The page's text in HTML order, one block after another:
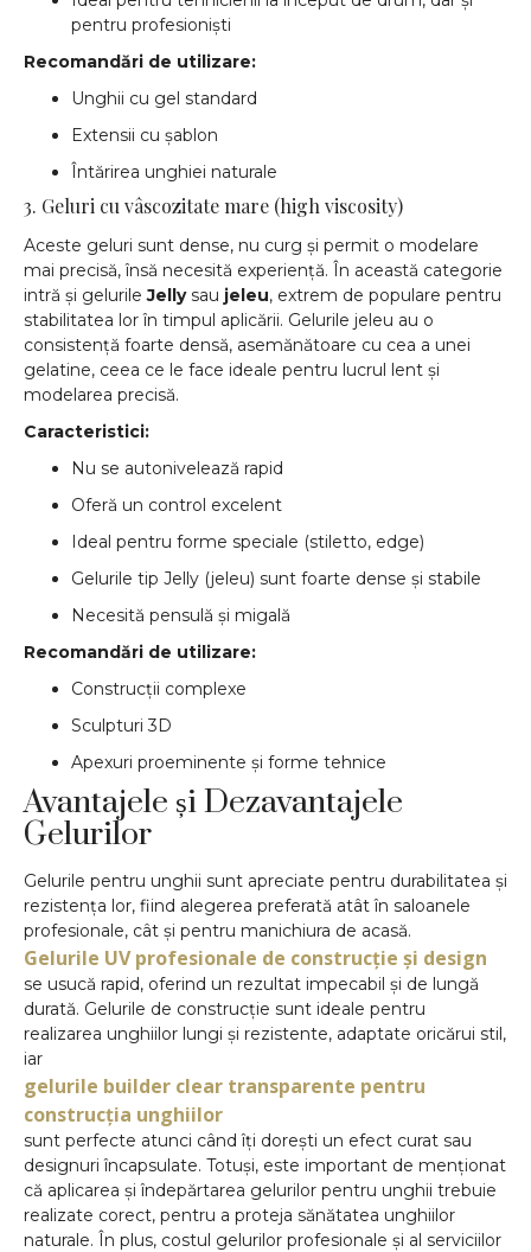
pentru profesioniști
Recomandări de utilizare:
Unghii cu gel standard
Extensii cu șablon
Întărirea unghiei naturale
3. Geluri cu vâscozitate mare (high viscosity)
Aceste geluri sunt dense, nu curg și permit o modelare
mai precisă, însă necesită experiență. În această categorie
intră și gelurileJellysau jeleu, extrem de populare pentru
stabilitatea lor în timpul aplicării. Gelurile jeleu au o
consistență foarte densă, asemănătoare cu cea a unei
gelatine, ceea ce le face ideale pentru lucrul lent și
modelarea precisă.
Caracteristici:
Nu se autonivelează rapid
Oferă un control excelent
Ideal pentru forme speciale (stiletto, edge)
Gelurile tip Jelly (jeleu) sunt foarte dense și stabile
Necesită pensulă și migală
Recomandări de utilizare:
Construcții complexe
Sculpturi 3D
Apexuri proeminente și forme tehnice
Avantajele și Dezavantajele
Gelurilor
Gelurile pentru unghii sunt apreciate pentru durabilitatea și
rezistența lor, fiind alegerea preferată atât în saloanele
profesionale, cât și pentru manichiura de acasă.
Gelurile UV profesionale de construcție și design
se usucă rapid, oferind un rezultat impecabil și de lungă
durată. Gelurile de construcție sunt ideale pentru
realizarea unghiilor lungi și rezistente, adaptate oricărui stil,
iar
gelurile builder clear transparente pentru
construcția unghiilor
sunt perfecte atunci când îți dorești un efect curat sau
designuri încapsulate. Totuși, este important de menționat
că aplicarea și îndepărtarea gelurilor pentru unghii trebuie
realizate corect, pentru a proteja sănătatea unghiilor
naturale. În plus, costul gelurilor profesionale și al serviciilor